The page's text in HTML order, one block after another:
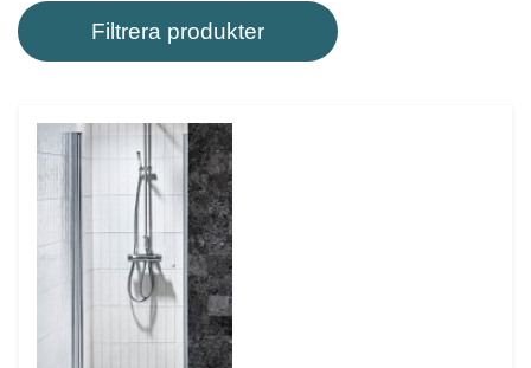
Inspiration
Showroom
Kontakta oss
Filtrera produkter